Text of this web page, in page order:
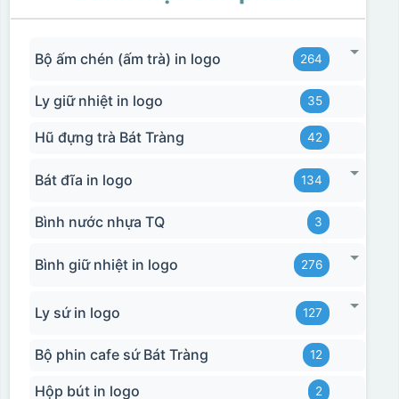
bình ly thủy tinh,...
Hộp giấy quà tặng, hộp cứng
Lịch
….
Ưu nhược điểm của ép kim
ƯU ĐIỂM NHƯỢC ĐIỂM
Tạo độ tương phản
tiết, giúp các chi tiết
Chi phí cao do mỗi
Bộ ấm chén (ấm trà) in logo 264
Ly giữ nhiệt in logo 35
Hũ đựng trà Bát Tràng 42
Bát đĩa in logo 134
Bình nước nhựa TQ 3
Bình giữ nhiệt in logo 276
Ly sứ in logo 127
Bộ phin cafe sứ Bát Tràng 12
Hộp bút in logo 2